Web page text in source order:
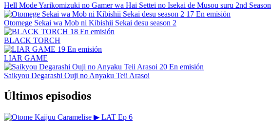
Hell Mode Yarikomizuki no Gamer wa Hai Settei no Isekai de Musou suru 2nd Season
17 En emisión
Otomege Sekai wa Mob ni Kibishii Sekai desu season 2
18 En emisión
BLACK TORCH
19 En emisión
LIAR GAME
20 En emisión
Saikyou Degarashi Ouji no Anyaku Teii Arasoi
Últimos episodios
▶ LAT Ep 6